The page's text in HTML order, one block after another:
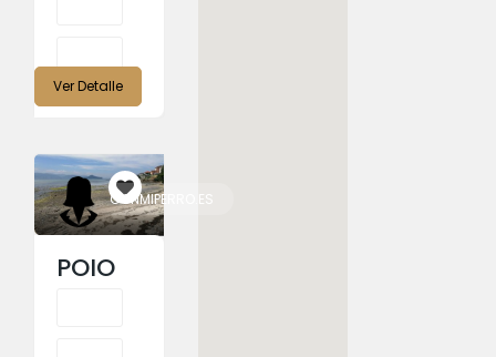
Ver Detalle
CONMIPERRO.ES
POIO